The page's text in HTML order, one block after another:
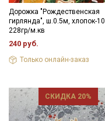
Дорожка "Рождественская
гирлянда", ш.0.5м, хлопок-
228гр/м.кв
240 руб.
Только онлайн-заказ
СКИДКА 20%
Электронная почта